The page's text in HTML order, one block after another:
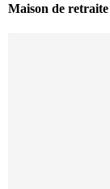
Maison de retraite